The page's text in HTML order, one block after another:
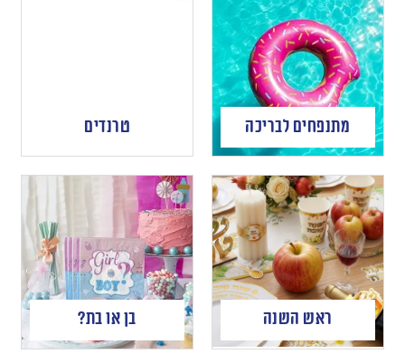
מתנפחים לבריכה טרנדים
ראש השנה בן או בת?